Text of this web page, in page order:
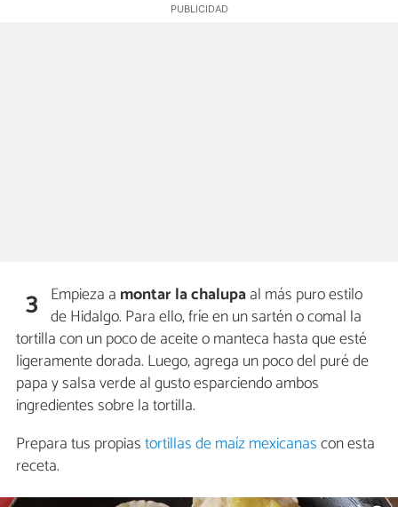
3 Empieza a montar la chalupaal más puro estilo
de Hidalgo. Para ello, fríe en un sartén o comal la
tortilla con un poco de aceite o manteca hasta que esté
ligeramente dorada. Luego, agrega un poco del puré de
papa y salsa verde al gusto esparciendo ambos
ingredientes sobre la tortilla.
Prepara tus propiastortillas de maíz mexicanascon esta
receta.